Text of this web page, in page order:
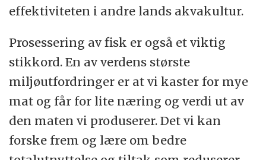
effektiviteten i andre lands akvakultur.
Prosessering av fisk er også et viktig
stikkord. En av verdens største
miljøutfordringer er at vi kaster for mye
mat og får for lite næring og verdi ut av
den maten vi produserer. Det vi kan
forske frem og lære om bedre